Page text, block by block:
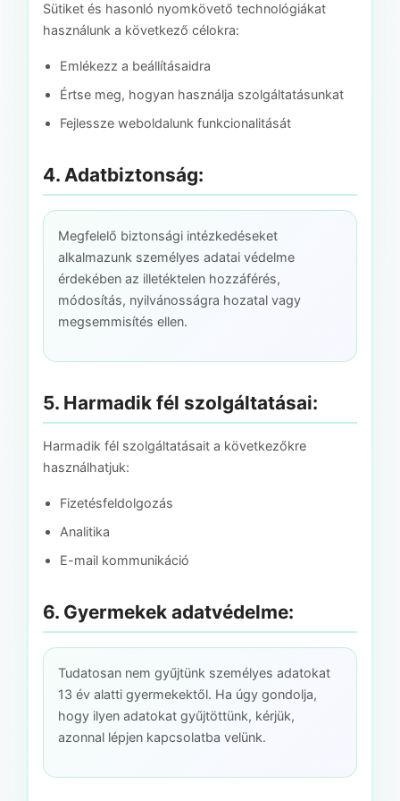
Sütiket és hasonló nyomkövető technológiákat
használunk a következő célokra:
Emlékezz a beállításaidra
Értse meg, hogyan használja szolgáltatásunkat
Fejlessze weboldalunk funkcionalitását
4. Adatbiztonság:
Megfelelő biztonsági intézkedéseket
alkalmazunk személyes adatai védelme
érdekében az illetéktelen hozzáférés,
módosítás, nyilvánosságra hozatal vagy
megsemmisítés ellen.
5. Harmadik fél szolgáltatásai:
Harmadik fél szolgáltatásait a következőkre
használhatjuk:
Fizetésfeldolgozás
Analitika
E-mail kommunikáció
6. Gyermekek adatvédelme:
Tudatosan nem gyűjtünk személyes adatokat
13 év alatti gyermekektől. Ha úgy gondolja,
hogy ilyen adatokat gyűjtöttünk, kérjük,
azonnal lépjen kapcsolatba velünk.